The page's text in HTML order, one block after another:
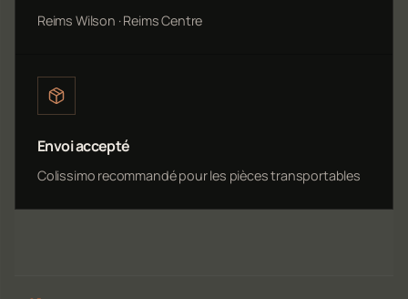
Reims Wilson · Reims Centre
Envoi accepté
Colissimo recommandé pour les pièces transportables